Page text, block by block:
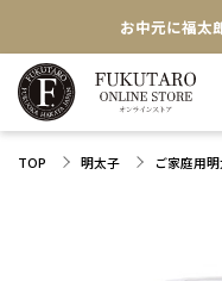
お中元に福太
★めんべい
【色々な味を試し
TOP 明太子 ご家庭用